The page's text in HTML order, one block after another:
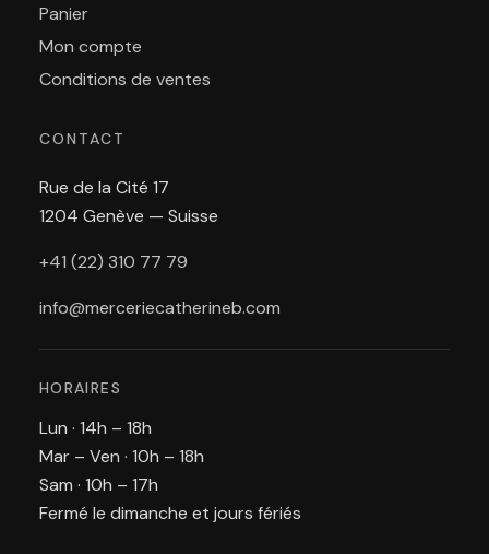
Panier
Mon compte
Conditions de ventes
CONTACT
Rue de la Cité 17
1204 Genève — Suisse
+41 (22) 310 77 79
info@merceriecatherineb.com
HORAIRES
Lun · 14h – 18h
Mar – Ven · 10h – 18h
Sam · 10h – 17h
Fermé le dimanche et jours fériés